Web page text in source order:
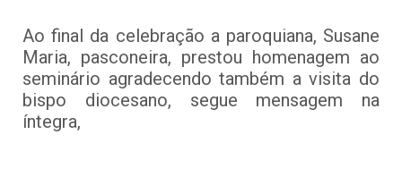
Ao final da celebração a paroquiana, Susane
Maria, pasconeira, prestou homenagem ao
seminário agradecendo também a visita do
bispo diocesano, segue mensagem na
íntegra,